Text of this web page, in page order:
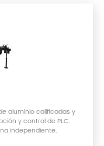
aluminio calificadas y
y control de PLC.
independiente.